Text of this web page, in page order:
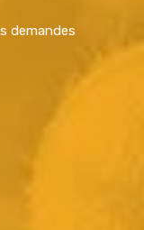
demandes